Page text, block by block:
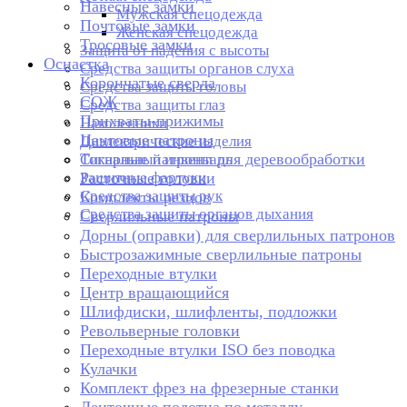
Мужская спецодежда
Женская спецодежда
Защита от падения с высоты
Средства защиты органов слуха
Средства защиты головы
Средства защиты глаз
Наколенники
Диэлектрические изделия
Сигнальный инвентарь
Защитные фартуки
Средства защиты рук
Средства защиты органов дыхания
Навесные замки
Почтовые замки
Тросовые замки
Оснастка
Корончатые сверла
СОЖ
Прихваты-прижимы
Цанговые патроны
Токарные патроны для деревообработки
Расточные головки
Комплекты резцов
Сверлильные патроны
Дорны (оправки) для сверлильных патронов
Быстрозажимные сверлильные патроны
Переходные втулки
Центр вращающийся
Шлифдиски, шлифленты, подложки
Револьверные головки
Переходные втулки ISO без поводка
Кулачки
Комплект фрез на фрезерные станки